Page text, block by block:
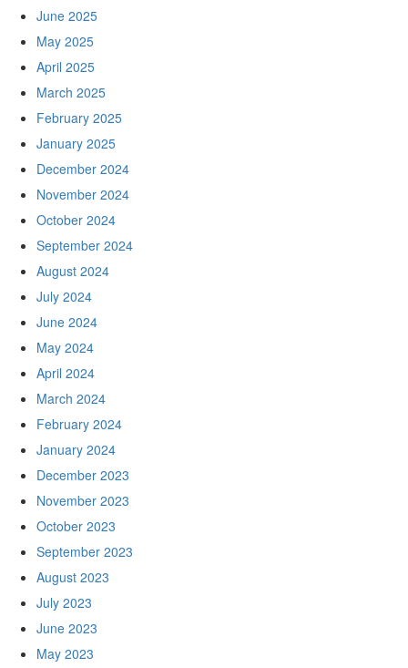
June 2025
May 2025
April 2025
March 2025
February 2025
January 2025
December 2024
November 2024
October 2024
September 2024
August 2024
July 2024
June 2024
May 2024
April 2024
March 2024
February 2024
January 2024
December 2023
November 2023
October 2023
September 2023
August 2023
July 2023
June 2023
May 2023